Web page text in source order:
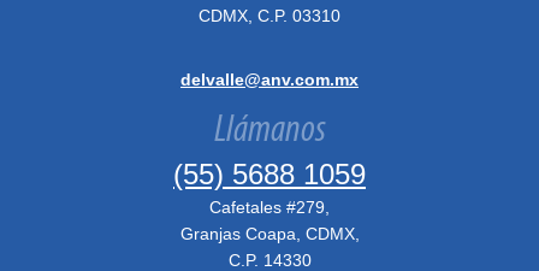
CDMX, C.P. 03310
delvalle@anv.com.mx
Llámanos
(55) 5688 1059
Cafetales #279,
Granjas Coapa, CDMX,
C.P. 14330